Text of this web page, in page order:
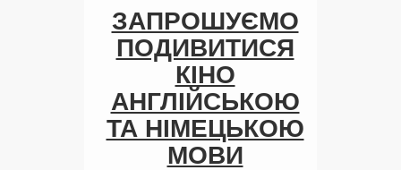
ЗАПРОШУЄМО
ПОДИВИТИСЯ
КІНО
АНГЛІЙСЬКОЮ
ТА НІМЕЦЬКОЮ
МОВИ